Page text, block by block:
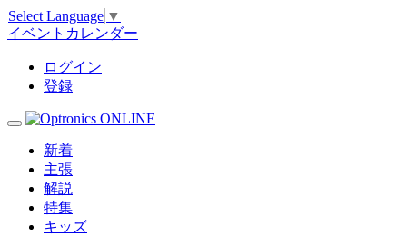
Select Language ▼
イベントカレンダー
ログイン
登録
新着
主張
解説
特集
キッズ